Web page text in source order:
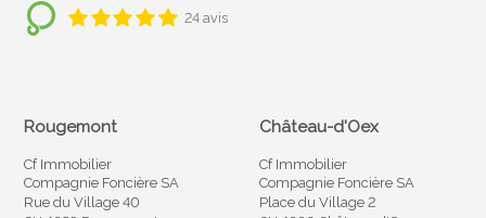
24 avis
Rougemont
Cf Immobilier
Compagnie Foncière SA
Rue du Village 40
Château-d'Oex
Cf Immobilier
Compagnie Foncière SA
Place du Village 2